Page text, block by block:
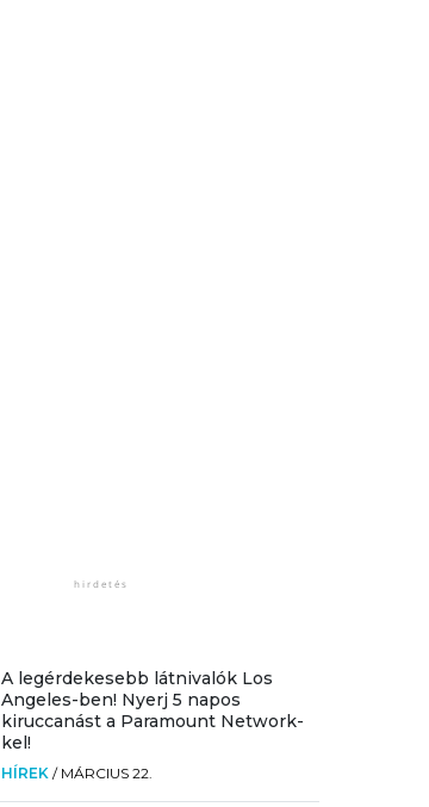
A legérdekesebb látnivalók Los
Angeles-ben! Nyerj 5 napos
kiruccanást a Paramount Network-
kel!
HÍREK / MÁRCIUS 22.